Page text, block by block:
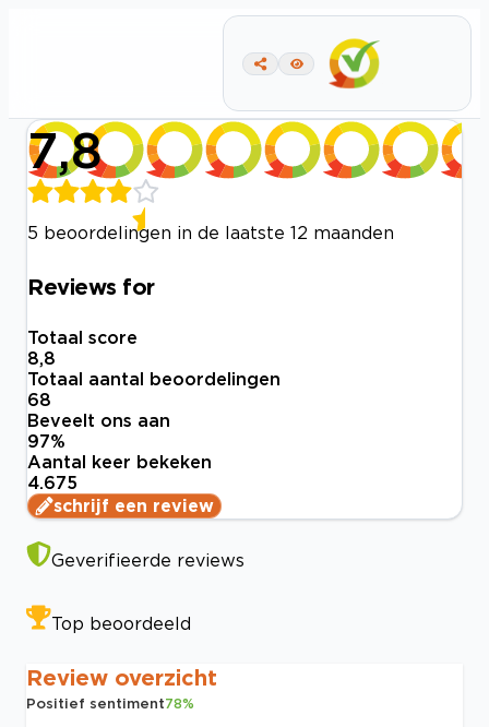
7,8
5 beoordelingen in de laatste 12 maanden
Reviews for
Totaal score
8,8
Totaal aantal beoordelingen
68
Beveelt ons aan
97%
Aantal keer bekeken
4.675
schrijf een review
Geverifieerde reviews
Top beoordeeld
Review overzicht
Positief sentiment78%